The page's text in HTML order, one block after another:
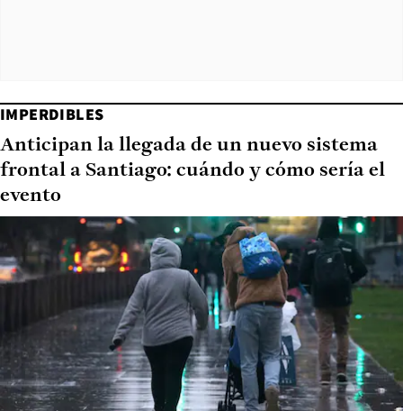
IMPERDIBLES
Anticipan la llegada de un nuevo sistema
frontal a Santiago: cuándo y cómo sería el
evento